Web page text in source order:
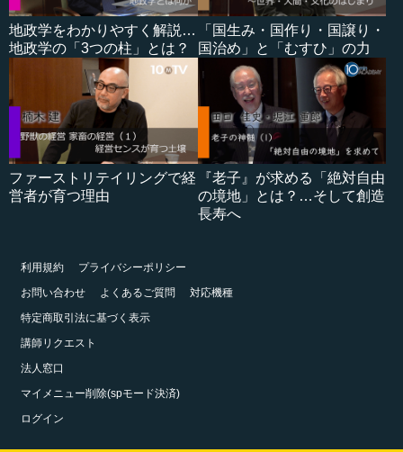
地政学をわかりやすく解説…
地政学の「3つの柱」とは？
「国生み・国作り・国譲り・
国治め」と「むすひ」の力
ファーストリテイリングで経
営者が育つ理由
『老子』が求める「絶対自由
の境地」とは？…そして創造
長寿へ
利用規約
プライバシーポリシー
お問い合わせ
よくあるご質問
対応機種
特定商取引法に基づく表示
講師リクエスト
法人窓口
マイメニュー削除(spモード決済)
ログイン